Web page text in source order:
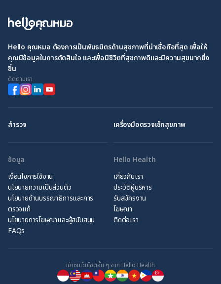
Hello คุณหมอ ต้องการเป็นพันธมิตรด้านสุขภาพที่น่าเชื่อถือที่สุด เพื่อให้
คุณมีข้อมูลในการตัดสินใจ และเพื่อมีชีวิตที่สุขภาพดีและมีความสุขมากยิ่ง
ขึ้น
ติดตามเรา
สำรวจ เครื่องมือตรวจเช็กสุขภาพ
ข้อมูล
เงื่อนไขการใช้งาน
นโยบายความเป็นส่วนตัว
นโยบายด้านบรรณาธิการและการ
ตรวจแก้
นโยบายการโฆษณาและผู้สนับสนุน
FAQs
Hello Health
เกี่ยวกับเรา
ประวัติผู้บริหาร
รับสมัครงาน
โฆษณา
ติดต่อเรา
เข้าชมเว็บไซต์อื่น ๆ จาก Hello Health